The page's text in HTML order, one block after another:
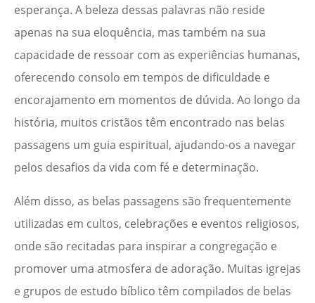
esperança. A beleza dessas palavras não reside
apenas na sua eloquência, mas também na sua
capacidade de ressoar com as experiências humanas,
oferecendo consolo em tempos de dificuldade e
encorajamento em momentos de dúvida. Ao longo da
história, muitos cristãos têm encontrado nas belas
passagens um guia espiritual, ajudando-os a navegar
pelos desafios da vida com fé e determinação.
Além disso, as belas passagens são frequentemente
utilizadas em cultos, celebrações e eventos religiosos,
onde são recitadas para inspirar a congregação e
promover uma atmosfera de adoração. Muitas igrejas
e grupos de estudo bíblico têm compilados de belas